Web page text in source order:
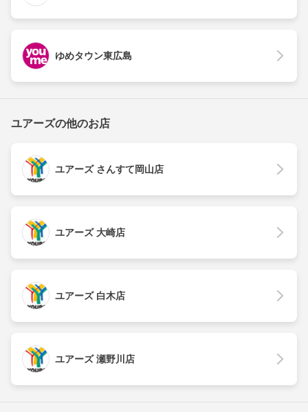
ゆめタウン東広島
ユアーズの他のお店
ユアーズ さんすて岡山店
ユアーズ 大崎店
ユアーズ 白木店
ユアーズ 瀬野川店